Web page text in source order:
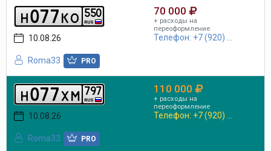
h077ko RUS
550
10.08.26
Roma33 PRO
70 000
+ расходы на
переоформление
Телефон: +7 (920) ...
h077xm RUS
797
10.08.26
Roma33 PRO
110 000
+ расходы на
переоформление
Телефон: +7 (920) ...